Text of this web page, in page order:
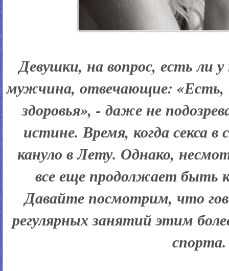
Девушки, на вопрос, есть ли
мужчина, отвечающие: «Есть,
здоровья», - даже не
истине. Время, когда секса
кануло в Лету. Однако,
все еще продолжает быть
Давайте посмотрим, что
регулярных занятий этим
спорта.